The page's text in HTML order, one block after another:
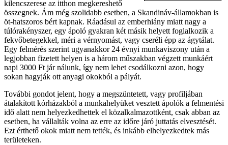
kilencszerese az itthon megkereshető
összegnek. Ám még szolidabb esetben, a Skandináv-államokban is
öt-hatszoros bért kapnak. Ráadásul az emberhiány miatt nagy a
túlórakényszer, egy ápoló gyakran két másik helyett foglalkozik a
fekvőbetegekkel, méri a vérnyomást, vagy cseréli épp az ágytálat.
Egy felmérés szerint ugyanakkor 24 évnyi munkaviszony után a
legjobban fizetett helyen is a három műszakban végzett munkáért
napi 3000 Ft jár nálunk, így nem lehet csodálkozni azon, hogy
sokan hagyják ott anyagi okokból a pályát.
További gondot jelent, hogy a megszüntetett, vagy profiljában
átalakított kórházakból a munkahelyüket vesztett ápolók a felmentési
idő alatt nem helyezkedhettek el közalkalmazottként, csak abban az
esetben, ha vállalták volna az erre az időre járó juttatás elvesztését.
Ezt érthető okok miatt nem tették, és inkább elhelyezkedtek más
területeken.